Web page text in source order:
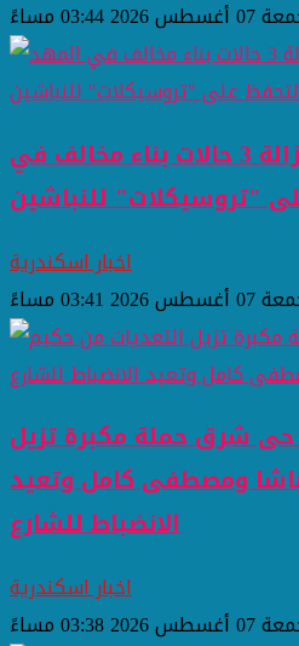
2026 03:44 مساءً
حي العامرية أول: إزالة 3 حالات بناء مخالف في
"تروسيكلات" للنباشين
اخبار اسكندرية
2026 03:41 مساءً
حى شرق حملة مكبرة تزيل
ومصطفى كامل وتعيد
الانضباط للشارع
اخبار اسكندرية
2026 03:38 مساءً